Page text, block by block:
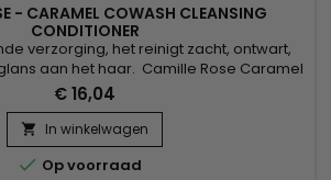
- CARAMEL COWASH CLEANSING
CONDITIONER
verzorging, het reinigt zacht, ontwart,
aan het haar. Camille Rose Caramel
Conditioner verwijdert alle sporen van vuil
het haar. Dankzij de voordelen van Aloë
en maagdelijke Kokosolie kan
dagelijks worden gebruikt
om...
€ 16,04
 In winkelwagen
 Op voorraad